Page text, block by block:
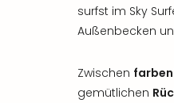
surfst im Sky
Außenbecken
Zwischen
gemütlichen